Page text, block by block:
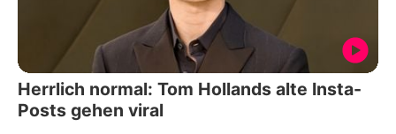
Herrlich normal: Tom Hollands alte Insta-
Posts gehen viral